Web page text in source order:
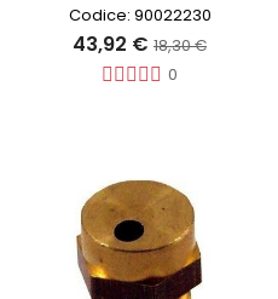
Codice: 90022230
43,92 € 18,30 €
0